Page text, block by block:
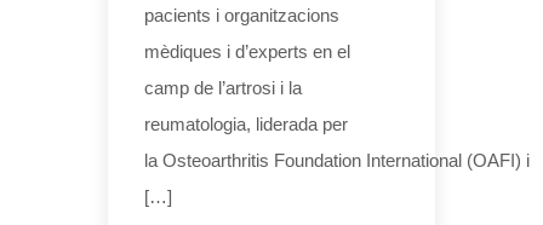
pacients i organitzacions
mèdiques i d’experts en el
camp de l’artrosi i la
reumatologia, liderada per
la Osteoarthritis Foundation International (OAFI) i
[…]